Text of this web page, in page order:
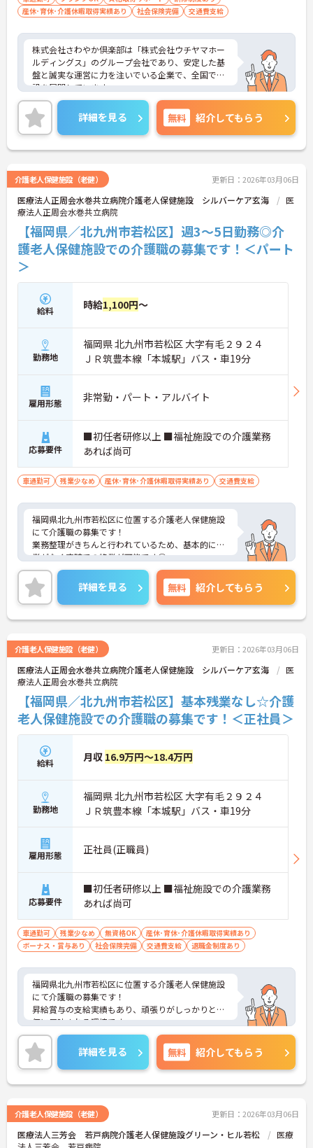
産休･育休･介護休暇取得実績あり
社会保険完備 交通費支給
株式会社さわやか倶楽部は「株式会社ウチヤマホー
ルディングス」のグループ会社であり、安定した基
盤と誠実な運営に力を注いでいる企業で、全国で施
設を展開しています。
4週8休のシフト制できちんと休みが取れ、昇給・賞
与もあり働きやすい環境が整っています。
ご興味がある方は是非一度マイナビまでお問い合わ
せください。さらに詳細などお伝えします。
詳細を見る 無料 紹介してもらう
介護老人保健施設（老健） 更新日：2026年03月06日
医療法人正周会水巻共立病院介護老人保健施設 シルバーケア玄海
医
療法人正周会水巻共立病院
【福岡県／北九州市若松区】週3～5日勤務◎介
護老人保健施設での介護職の募集です！＜パート
＞
給料 時給1,100円～
勤務地
福岡県 北九州市若松区 大字有毛２９２４
ＪＲ筑豊本線「本城駅」バス・車19分
雇用形態 非常勤・パート・アルバイト
応募要件
■初任者研修以上 ■福祉施設での介護業務
あれば尚可
車通勤可 残業少なめ 産休･育休･介護休暇取得実績あり 交通費支給
福岡県北九州市若松区に位置する介護老人保健施設
にて介護職の募集です！
業務整理がきちんと行われているため、基本的に残
業がなく定時での終業が可能です◎
ご興味ある方には、面接対策ポイントなど、さらに
詳細をお話しいたしますのでお気軽にご相談くださ
い！
詳細を見る 無料 紹介してもらう
介護老人保健施設（老健） 更新日：2026年03月06日
医療法人正周会水巻共立病院介護老人保健施設 シルバーケア玄海
医
療法人正周会水巻共立病院
【福岡県／北九州市若松区】基本残業なし☆介護
老人保健施設での介護職の募集です！＜正社員＞
給料 月収 16.9万円～18.4万円
勤務地
福岡県 北九州市若松区 大字有毛２９２４
ＪＲ筑豊本線「本城駅」バス・車19分
雇用形態 正社員(正職員)
応募要件
■初任者研修以上 ■福祉施設での介護業務
あれば尚可
車通勤可 残業少なめ 無資格OK
産休･育休･介護休暇取得実績あり
ボーナス・賞与あり
社会保険完備 交通費支給 退職金制度あり
福岡県北九州市若松区に位置する介護老人保健施設
にて介護職の募集です！
昇給賞与の支給実績もあり、頑張りがしっかりと評
価に反映される環境です。
ご興味ある方には、面接対策ポイントなど、さらに
詳細をお話しいたしますのでお気軽にご相談くださ
い！
詳細を見る 無料 紹介してもらう
介護老人保健施設（老健） 更新日：2026年03月06日
医療法人三芳会 若戸病院介護老人保健施設グリーン・ヒル若松
医療